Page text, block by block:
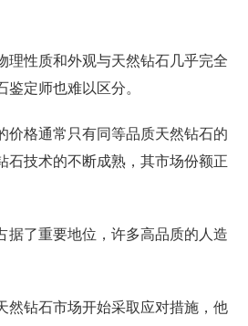
理性质和外观与天然钻石几乎完全
定师也难以区分。
价格通常只有同等品质天然钻石的
石技术的不断成熟，其市场份额正
据了重要地位，许多高品质的人造
然钻石市场开始采取应对措施，他